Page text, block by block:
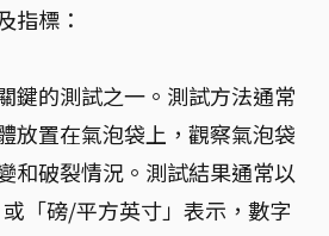
指標：
鍵的測試之一。測試方法通常
放置在氣泡袋上，觀察氣泡袋
和破裂情況。測試結果通常以
或「磅/平方英寸」表示，數字